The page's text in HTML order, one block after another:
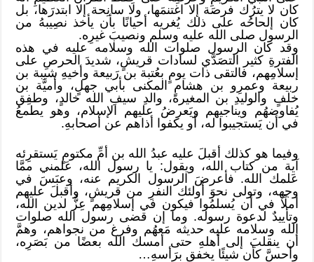
كان لا يترُك فرصَة إلا اغتنمَها، ولا سانِحة إلا ابتدرَها، بل
كان إلحاحُه على ذلك يُغريه أحيانًا بأن يأخذ نصِيبهُ من
الرسول صلى الله عليه وسلم ونصيبَ غيرِه.
وقد كان الرسول صلوات الله وسلامه عليه في هذه
الفترةِ كثير التصَدَّي لسادات قريشٍ، شديدَ الحرصِ على
إسلامِهم، فالتقى ذات يومٍ بعُتبة بن رَبيعة وأخيهِ شيبة بن
ربيعة وعمرِو بن هشامٍ المكنى بأبي جهلٍ، وأميَّة بن
خلفٍ والوليدِ بن المغيرة، والدِ سيفِ الله خالدٍ، وطفِق
يُفاوضهُم ويناجيهم ويَعرضُ عليهم الإسلام، وهو يطمعُ
في أن يَستجيبوا له، أو يكفوا أذاهم عن أصحابهِ.
وفيما هو كذلك أقبلَ عليه عبدُ الله بن أمِّ مكتومٍ يَستقرِئه
آية من كتاب الله، ويقول: يا رسول الله، عَلمني ممَّا
عَلمك الله. فأعرضَ الرسول الكريم عنه، وعبَسَ في
وجهه، وتولى نحوَ أولئك النفرِ من قريشٍ، وأقبلَ عليهم
أملًا في أن يُسلمُوا فيكون في إسلامِهم عِزٌّ لدين الله،
وتأييدٌ لدعوة رسوله. وما إن قضى رسول الله صلوات
الله وسلامه عليه حديثه مَعهُم وفرغ من نجواهم، وهمَّ
أن ينقلبَ إلى أهلهِ حتى أمسك الله بعضًا من بَصَرِه،
وأحسَّ كأن شيئًا يخفق برَأسهِ…